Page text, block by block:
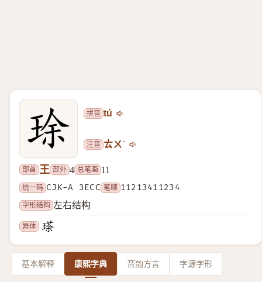
拼音 tú
注音 ㄊㄨˊ
部首 王 部外 4 总笔画 11
统一码 CJK-A 3ECC 笔顺 11213411234
字形结构 左右结构
异体
基本解释 康熙字典 音韵方言 字源字形